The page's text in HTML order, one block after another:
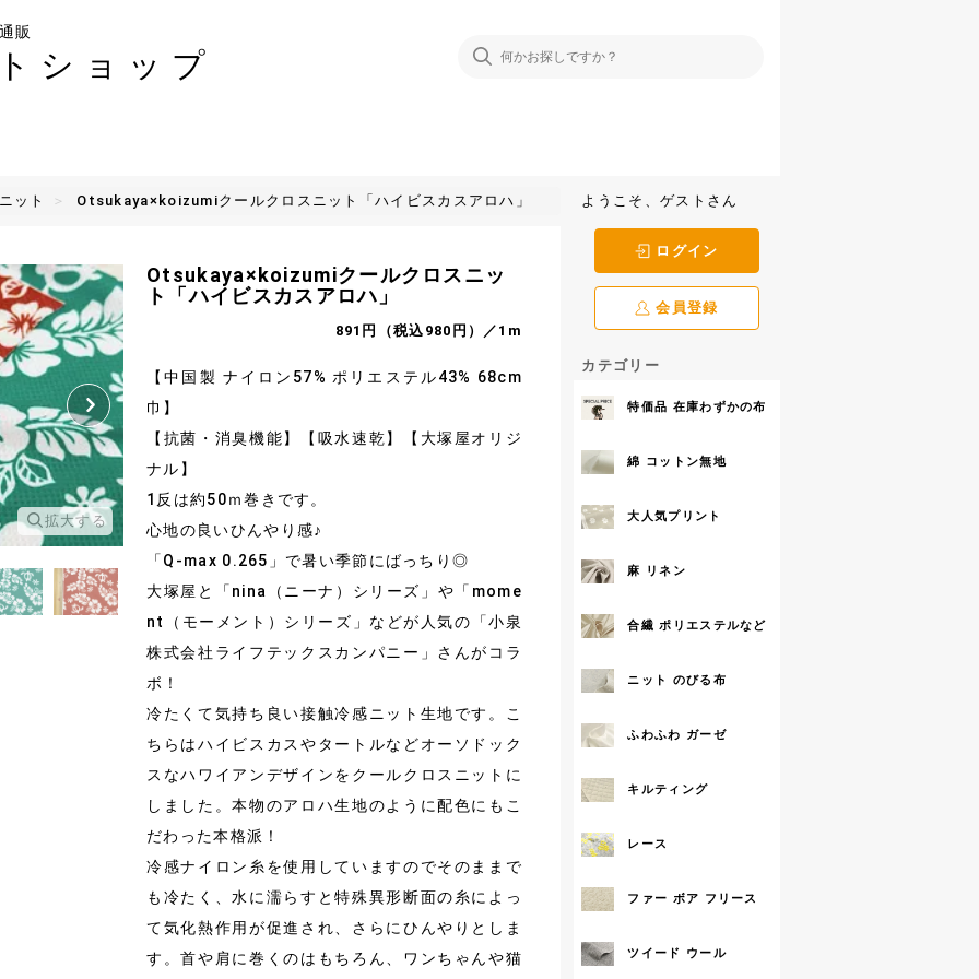
販
ショップ
ット Otsukaya×koizumiクールクロスニット「ハイビスカスアロハ」
拡大する
Otsukaya×koizumiクールクロスニッ
ト「ハイビスカスアロハ」
891円（税込980円）／1m
【中国製 ナイロン57% ポリエステル43% 68cm
巾】
【抗菌・消臭機能】【吸水速乾】【大塚屋オリジ
ナル】
1反は約50ｍ巻きです。
心地の良いひんやり感♪
「Q-max 0.265」で暑い季節にばっちり◎
大塚屋と「nina（ニーナ）シリーズ」や「mome
nt（モーメント）シリーズ」などが人気の「小泉
株式会社ライフテックスカンパニー」さんがコラ
ボ！
冷たくて気持ち良い接触冷感ニット生地です。こ
ちらはハイビスカスやタートルなどオーソドック
スなハワイアンデザインをクールクロスニットに
しました。本物のアロハ生地のように配色にもこ
だわった本格派！
冷感ナイロン糸を使用していますのでそのままで
も冷たく、水に濡らすと特殊異形断面の糸によっ
て気化熱作用が促進され、さらにひんやりとしま
す。首や肩に巻くのはもちろん、ワンちゃんや猫
ようこそ、ゲストさん
ログイン
会員登録
カテゴリー
特価品 在庫わずかの布
綿 コットン無地
大人気プリント
麻 リネン
合繊 ポリエステルなど
ニット のびる布
ふわふわ ガーゼ
キルティング
レース
ファー ボア フリース
ツイード ウール